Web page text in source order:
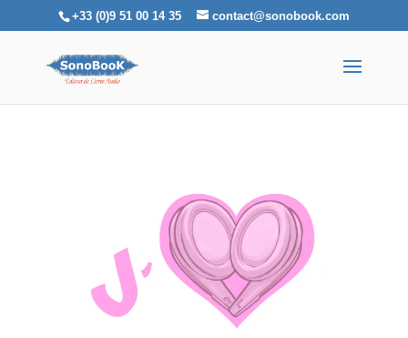
+33 (0)9 51 00 14 35 contact@sonobook.com